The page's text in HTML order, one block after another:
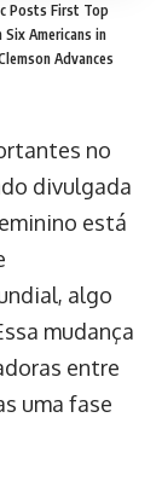
Posts First Top
Americans in
Advances
no
divulgada
está
algo
mudança
entre
uma fase